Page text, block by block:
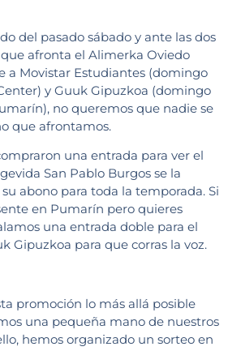
del pasado sábado y ante las dos
afronta el Alimerka Oviedo
a Movistar Estudiantes (domingo
y Guuk Gipuzkoa (domingo
no queremos que nadie se
que afrontamos.
una entrada para ver el
San Pablo Burgos se la
abono para toda la temporada. Si
en Pumarín pero quieres
una entrada doble para el
Gipuzkoa para que corras la voz.
promoción lo más allá posible
una pequeña mano de nuestros
hemos organizado un sorteo en